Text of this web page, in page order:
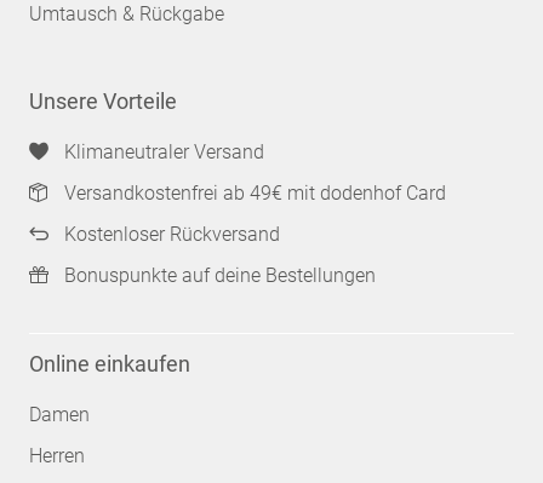
Umtausch & Rückgabe
Unsere Vorteile
Klimaneutraler Versand
Versandkostenfrei ab 49€ mit dodenhof Card
Kostenloser Rückversand
Bonuspunkte auf deine Bestellungen
Online einkaufen
Damen
Herren